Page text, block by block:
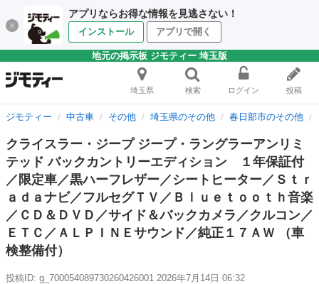
アプリならお得な情報を見逃さない！
インストール アプリで開く
地元の掲示板 ジモティー 埼玉版
埼玉県 検索 ログイン 投稿
ジモティー 中古車 その他 埼玉県のその他 春日部市のその他
クライスラー・ジープ ジープ・ラングラーアンリミ
テッド バックカントリーエディション １年保証付
／限定車／黒ハーフレザー／シートヒーター／Ｓｔｒ
ａｄａナビ／フルセグＴＶ／Ｂｌｕｅｔｏｏｔｈ音楽
／ＣＤ＆ＤＶＤ／サイド＆バックカメラ／クルコン／
ＥＴＣ／ＡＬＰＩＮＥサウンド／純正１７ＡＷ （車
検整備付）
投稿ID: g_700054089730260426001 2026年7月14日 06:32